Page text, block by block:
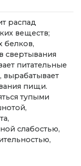
распад
веществ;
белков,
свертывания
питательные
вырабатывает
пищи.
тупыми
слабостью,